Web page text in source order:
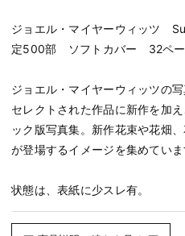
ジョエル・マイヤーウィッ
定500部 ソフトカバー 32ペ
ジョエル・マイヤーウィッツの
セレクトされた作品に新作を加
ック版写真集。新作花束や花畑
が登場するイメージを集めていま
状態は、表紙に少スレ有。